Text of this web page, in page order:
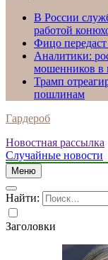
В России
работой
Фицо
Аналитики:
мошенников в
Трамп
пошлинам
Гардероб
Новостная рассылка
Случайные новости
Меню
Найти:
Заголовки